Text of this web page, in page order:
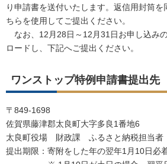
り申請書を送付いたします。返信用封筒
ちらを使用してご提出ください。
なお、12月28日～12月31日お申し込み
ロードし、下記へご提出ください。
ワンストップ特例申請書提出先
〒849-1698
佐賀県藤津郡太良町大字多良1番地6
太良町役場 財政課 ふるさと納税担当
提出期限：寄附をした年の翌年1月10日必